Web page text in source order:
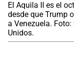
El Aquila II es el
desde que Trump
a Venezuela.
Unidos.